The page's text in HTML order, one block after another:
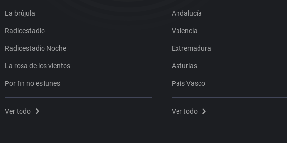
La brújula
Radioestadio
Radioestadio Noche
La rosa de los vientos
Por fin no es lunes
Ver todo
Andalucía
Valencia
Extremadura
Asturias
País Vasco
Ver todo